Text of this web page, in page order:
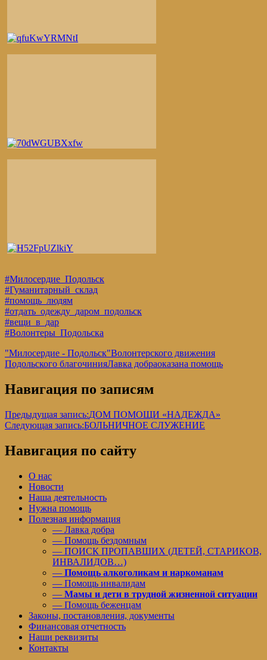
#Милосердие_Подольск
#Гуманитарный_склад
#помощь_людям
#отдать_одежду_даром_подольск
#вещи_в_дар
#Волонтеры_Подольска
"Милосердие - Подольск"Волонтерского движения
Подольского благочинияЛавка добраоказана помощь
Навигация по записям
Предыдущая запись:ДОМ ПОМОЩИ «НАДЕЖДА»
Следующая запись:БОЛЬНИЧНОЕ СЛУЖЕНИЕ
Навигация по сайту
О нас
Новости
Наша деятельность
Нужна помощь
Полезная информация
— Лавка добра
— Помощь бездомным
— ПОИСК ПРОПАВШИХ (ДЕТЕЙ, СТАРИКОВ,
ИНВАЛИДОВ…)
— Помощь алкоголикам и наркоманам
— Помощь инвалидам
— Мамы и дети в трудной жизненной ситуации
— Помощь беженцам
Законы, постановления, документы
Финансовая отчетность
Наши реквизиты
Контакты